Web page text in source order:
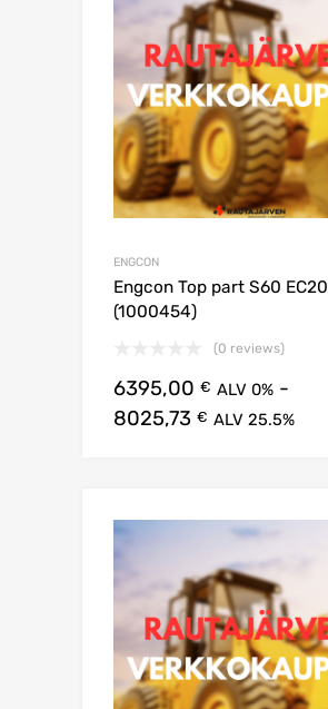
ENGCON
Engcon Top part S60 EC20
(1000454)
(0 reviews)
6395,00 € ALV 0% -
8025,73 € ALV 25.5%